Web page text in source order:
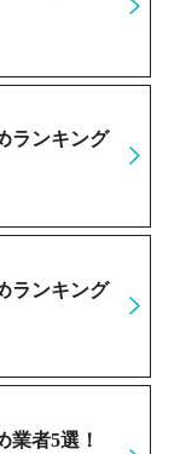
ランキング
ランキング
業者5選！